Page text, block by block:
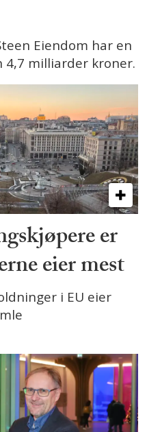
Eiendom har en
4,7 milliarder kroner.
er
eier mest
i EU eier